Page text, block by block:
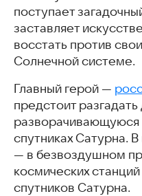
поступает
заставляет
восстать против
Солнечной системе.
Главный герой —
предстоит
разворачивающуюся
спутниках Сатурна.
— в безвоздушном
космических
спутников Сатурна.